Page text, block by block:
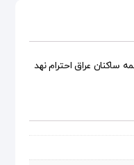
ساکنان عراق احترام نهد